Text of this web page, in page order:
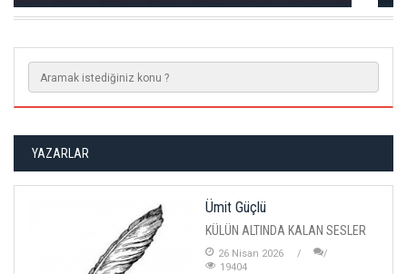
YAZARLAR
Ümit Güçlü
KÜLÜN ALTINDA KALAN SESLER
26 Nisan 2026
19404